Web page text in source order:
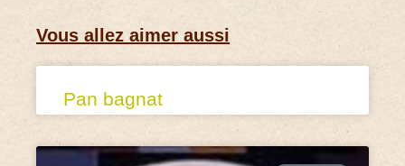
Vous allez aimer aussi
Pan bagnat